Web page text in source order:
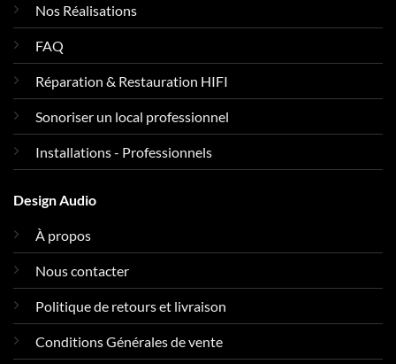
Nos Réalisations
FAQ
Réparation & Restauration HIFI
Sonoriser un local professionnel
Installations - Professionnels
Design Audio
À propos
Nous contacter
Politique de retours et livraison
Conditions Générales de vente